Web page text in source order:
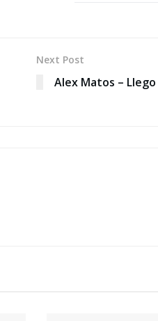
Next Post
Alex Matos – Llego